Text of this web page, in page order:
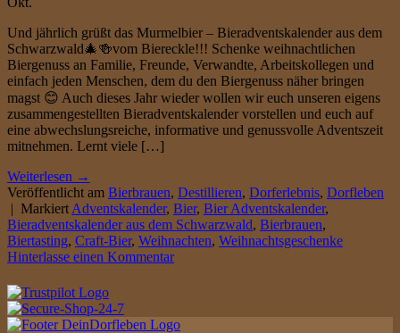
Und jährlich grüßt das Murmelbier – Bieradventskalender aus dem
Schwarzwald🎄🍻vom Biereckle!!! Schenke weihnachtlichen
Biergenuss an Familie, Freunde, Verwandte, Arbeitskollegen und
einfach jeden Menschen, dem du den Biergenuss näher bringen
magst 😊 Auch dieses Jahr wieder wollen wir euch unseren eigens
zusammengestellten Bieradventskalender vorstellen und euch auf
eine abwechslungsreiche, informative und genussvolle Adventszeit
mitnehmen. Lernt viele […]
Weiterlesen →
Veröffentlicht am Bierbrauen, Destillieren, Dorferlebnis, Dorfleben
| Markiert Adventskalender, Bier, Bier Adventskalender,
Bieradventskalender aus dem Schwarzwald, Bierbrauen,
Biertasting, Craft-Bier, Weihnachten, Weihnachtsgeschenke
Hinterlasse einen Kommentar